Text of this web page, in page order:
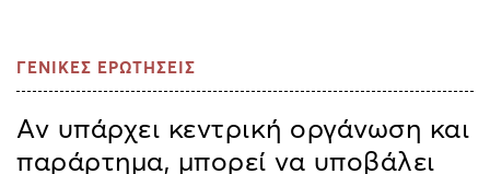
ΓΕΝΙΚΕΣ ΕΡΩΤΗΣΕΙΣ
Αν υπάρχει κεντρική οργάνωση και
παράρτημα, μπορεί να υποβάλει